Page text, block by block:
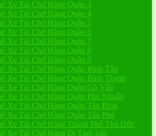
Xe Tải Chở Hàng Quận 3
Xe Tải Chở Hàng Quận 4
Xe Tải Chở Hàng Quận 5
Xe Tải Chở Hàng Quận 6
Xe Tải Chở Hàng Quận 7
Xe Tải Chở Hàng Quận 8
Xe Tải Chở Hàng Quận 9
Xe Tải Chở Hàng Quận Bình Tân
Xe Tải Chở Hàng Quận Bình Thạnh
Xe Tải Chở Hàng Quận Gò Vấp
Xe Tải Chở Hàng Quận Phú Nhuận
Xe Tải Chở Hàng Quận Tân Bình
Xe Tải Chở Hàng Quận Tân Phú
Xe Tải Chở Hàng Thành Phố Thủ Đức
Xe Tải Chở Hàng Đi Tỉnh 24h